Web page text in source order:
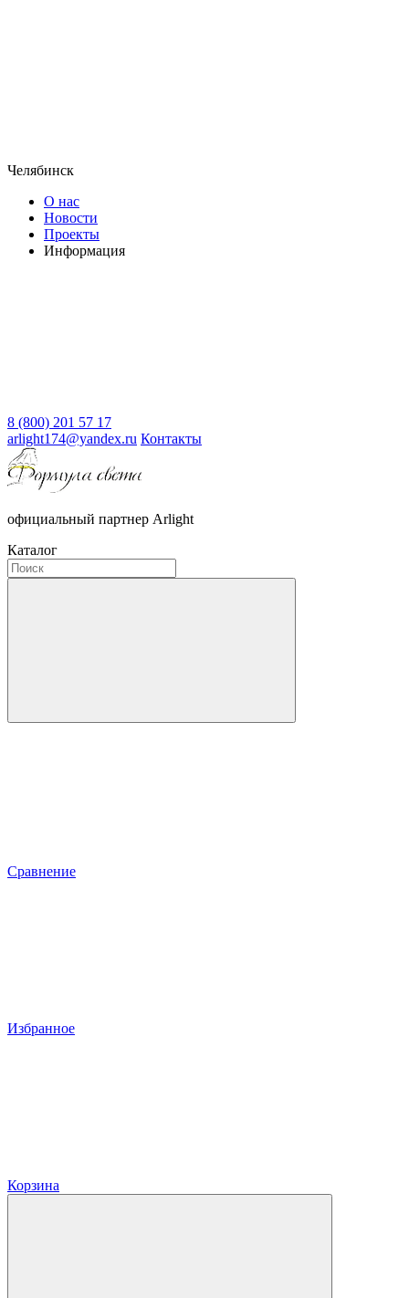
Челябинск
О нас
Новости
Проекты
Информация
8 (800) 201 57 17
arlight174@yandex.ru Контакты
официальный партнер Arlight
Каталог
Сравнение
Избранное
Корзина